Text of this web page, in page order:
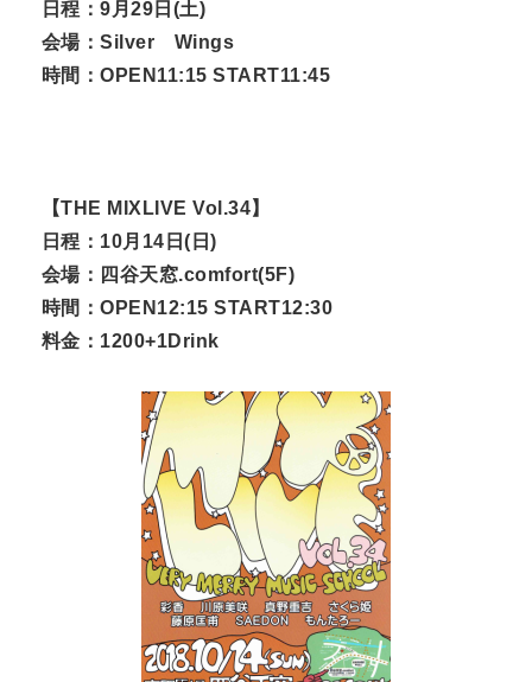
日程：9月29日(土)
会場：Silver Wings
時間：OPEN11:15 START11:45
【THE MIXLIVE Vol.34】
日程：10月14日(日)
会場：四谷天窓.comfort(5F)
時間：OPEN12:15 START12:30
料金：1200+1Drink